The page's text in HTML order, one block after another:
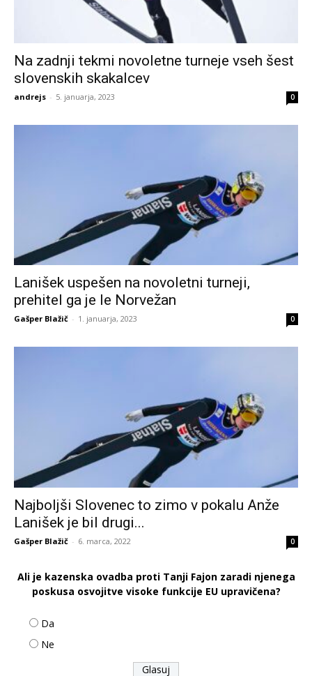
Na zadnji tekmi novoletne turneje vseh šest
slovenskih skakalcev
andrejs - 5. januarja, 2023 0
Lanišek uspešen na novoletni turneji,
prehitel ga je le Norvežan
Gašper Blažič - 1. januarja, 2023 0
Najboljši Slovenec to zimo v pokalu Anže
Lanišek je bil drugi...
Gašper Blažič - 6. marca, 2022 0
Ali je kazenska ovadba proti Tanji Fajon zaradi njenega
poskusa osvojitve visoke funkcije EU upravičena?
Da
Ne